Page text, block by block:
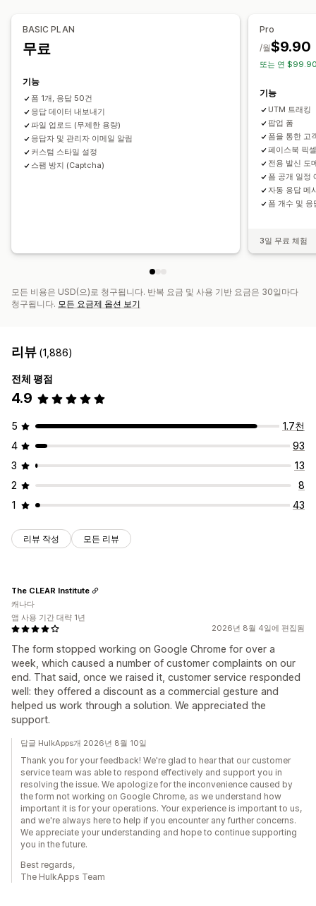
조건 논리
GDPR 확인란
데이터 관리
기록 분석
CAPTCHA
원인 조사
이메일
BASIC PLAN
무료
기능
폼 1개, 응답 50건
응답 데이터 내보내기
파일 업로드 (무제한 용량)
응답자 및 관리자 이메일 알림
커스텀 스타일 설정
스팸 방지 (Captcha)
Pro
$9.90
/월
또는 연
기능
UTM 트래킹
팝업 폼
폼을 통한 고
페이스북 픽
전용 발신 도
폼 공개 일정
자동 응답 메
폼 개수 및 응
3일 무료 체험
모든 비용은 USD(으)로 청구됩니다. 반복 요금 및 사용 기반 요금은 30일마다
청구됩니다. 모든 요금제 옵션 보기
리뷰 (1,886)
전체 평점
4.9
5
1.7천
4
93
3
13
2
8
1
43
리뷰 작성 모든 리뷰
2026년 8월 4일에 편집됨
The form stopped working on Google Chrome for over a
week, which caused a number of customer complaints on our
end. That said, once we raised it, customer service responded
well: they offered a discount as a commercial gesture and
helped us work through a solution. We appreciated the
support.
The CLEAR Institute
캐나다
앱 사용 기간 대략 1년
답글 HulkApps개 2026년 8월 10일
Thank you for your feedback! We're glad to hear that our customer
service team was able to respond effectively and support you in
resolving the issue. We apologize for the inconvenience caused by
the form not working on Google Chrome, as we understand how
important it is for your operations. Your experience is important to us,
and we're always here to help if you encounter any further concerns.
We appreciate your understanding and hope to continue supporting
you in the future.
Best regards,
The HulkApps Team